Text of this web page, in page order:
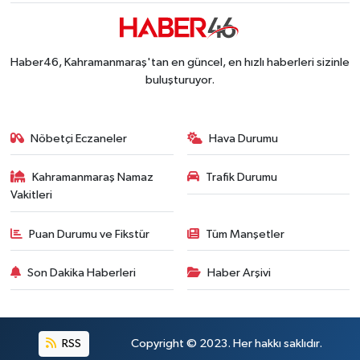
Haber46, Kahramanmaraş'tan en güncel, en hızlı haberleri sizinle
buluşturuyor.
Nöbetçi Eczaneler Hava Durumu
Kahramanmaraş Namaz
Vakitleri
Trafik Durumu
Puan Durumu ve Fikstür Tüm Manşetler
Son Dakika Haberleri Haber Arşivi
RSS Copyright © 2023. Her hakkı saklıdır.